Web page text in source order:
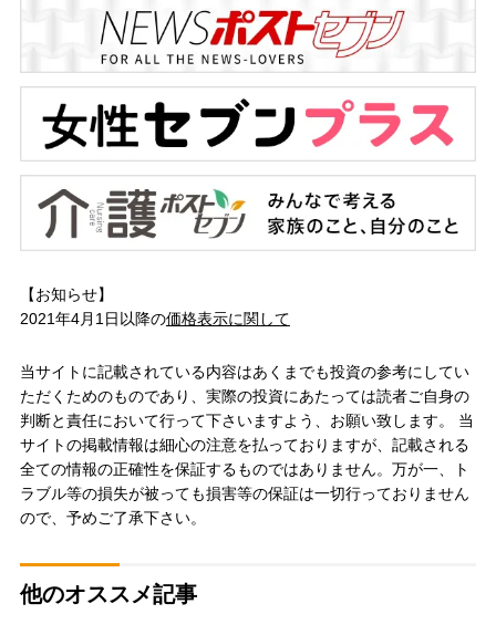
【お知らせ】
2021年4月1日以降の価格表示に関して
当サイトに記載されている内容はあくまでも投資の参考にしてい
ただくためのものであり、実際の投資にあたっては読者ご自身の
判断と責任において行って下さいますよう、お願い致します。 当
サイトの掲載情報は細心の注意を払っておりますが、記載される
全ての情報の正確性を保証するものではありません。万が一、ト
ラブル等の損失が被っても損害等の保証は一切行っておりません
ので、予めご了承下さい。
他のオススメ記事